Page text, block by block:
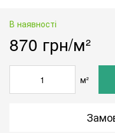
В наявності
870 грн/м²
м²